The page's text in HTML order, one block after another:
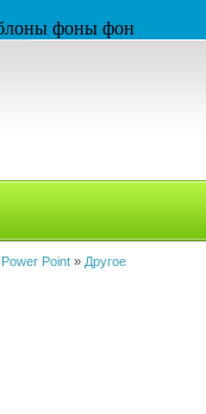
фоны фон
Point » Другое